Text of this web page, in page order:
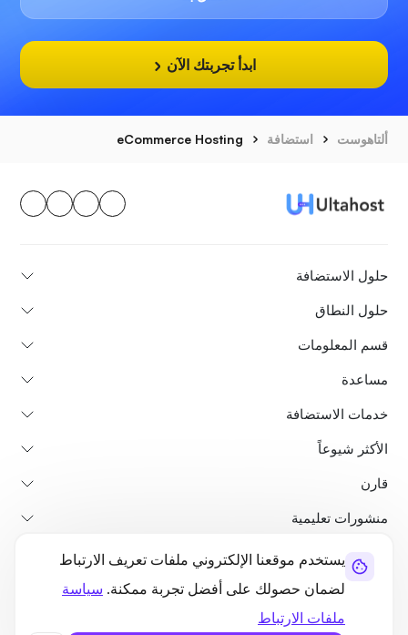
يستخدم موقعنا الإلكتروني ملفات تعريف الارتباط
لضمان حصولك على أفضل تجربة ممكنة. سياسة
ملفات الارتباط
ابدأ تجربتك الآن
ألتاهوست استضافة eCommerce Hosting
حلول الاستضافة
حلول النطاق
قسم المعلومات
مساعدة
خدمات الاستضافة
الأكثر شيوعاً
قارن
منشورات تعليمية
من نحن
خريطة الموقع